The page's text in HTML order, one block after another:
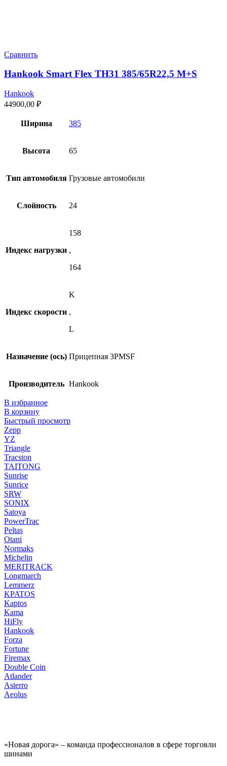
Сравнить
Hankook Smart Flex TH31 385/65R22,5 M+S
Hankook
44900,00 ₽
Ширина 385
Высота 65
Тип автомобиля Грузовые автомобили
Слойность 24
Индекс нагрузки
158
,
164
Индекс скорости
K
,
L
Назначение (ось) Прицепная 3PMSF
Производитель Hankook
В избранное
В корзину
Быстрый просмотр
Zepp
YZ
Triangle
Tracston
TAITONG
Sunrise
Sunrice
SRW
SONIX
Satoya
PowerTrac
Peltas
Otani
Normaks
Michelin
MERITRACK
Longmarch
Lemmerz
KPATOS
Kaptos
Kama
HiFly
Hankook
Forza
Fortune
Firemax
Double Coin
Atlander
Asterro
Aeolus
«Новая дорога» – команда профессионалов в сфере торговли
шинами